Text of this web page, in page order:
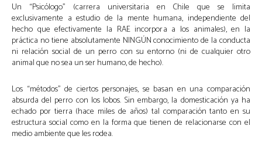
Un “Psicólogo” (carrera universitaria en Chile que se limita
exclusivamente a estudio de la mente humana, independiente del
hecho que efectivamente la RAE incorpora a los animales), en la
práctica no tiene absolutamente NINGÚN conocimiento de la conducta
ni relación social de un perro con su entorno (ni de cualquier otro
animal que no sea un ser humano, de hecho).
Los “métodos” de ciertos personajes, se basan en una comparación
absurda del perro con los lobos. Sin embargo, la domesticación ya ha
echado por tierra (hace miles de años) tal comparación tanto en su
estructura social como en la forma que tienen de relacionarse con el
medio ambiente que les rodea.